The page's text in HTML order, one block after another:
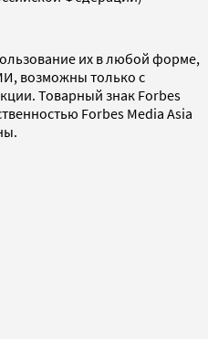
их в любой форме,
возможны только с
Товарный знак Forbes
Forbes Media Asia